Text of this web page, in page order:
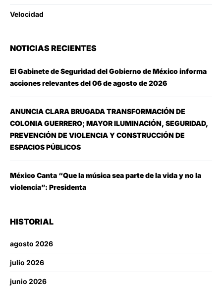
Velocidad
NOTICIAS RECIENTES
El Gabinete de Seguridad del Gobierno de México informa
acciones relevantes del 06 de agosto de 2026
ANUNCIA CLARA BRUGADA TRANSFORMACIÓN DE
COLONIA GUERRERO; MAYOR ILUMINACIÓN, SEGURIDAD,
PREVENCIÓN DE VIOLENCIA Y CONSTRUCCIÓN DE
ESPACIOS PÚBLICOS
México Canta “Que la música sea parte de la vida y no la
violencia”: Presidenta
HISTORIAL
agosto 2026
julio 2026
junio 2026